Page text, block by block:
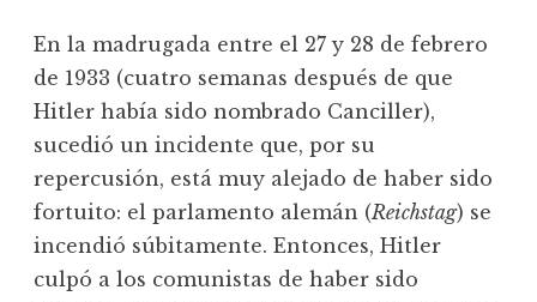
En la madrugada entre el 27 y 28 de febrero
de 1933 (cuatro semanas después de que
Hitler había sido nombrado Canciller),
sucedió un incidente que, por su
repercusión, está muy alejado de haber sido
fortuito: el parlamento alemán (Reichstag) se
incendió súbitamente. Entonces, Hitler
culpó a los comunistas de haber sido